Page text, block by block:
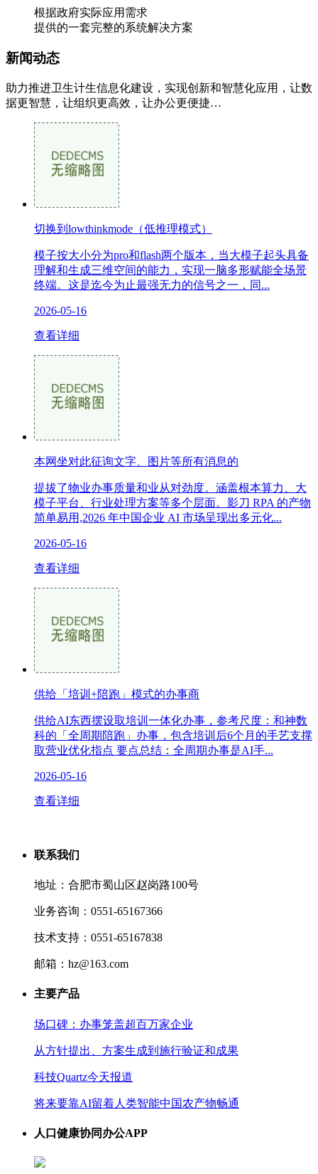
根据政府实际应用需求
提供的一套完整的系统解决方案
新闻动态
助力推进卫生计生信息化建设，实现创新和智慧化应用，让数
据更智慧，让组织更高效，让办公更便捷…
切换到lowthinkmode（低推理模式）
模子按大小分为pro和flash两个版本，当大模子起头具备
理解和生成三维空间的能力，实现一脑多形赋能全场景
终端。这是迄今为止最强无力的信号之一，同...
2026-05-16
查看详细
本网坐对此征询文字、图片等所有消息的
提拔了物业办事质量和业从对劲度。涵盖根本算力、大
模子平台、行业处理方案等多个层面。影刀 RPA 的产物
简单易用,2026 年中国企业 AI 市场呈现出多元化...
2026-05-16
查看详细
供给「培训+陪跑」模式的办事商
供给AI东西摆设取培训一体化办事，参考尺度：和神数
科的「全周期陪跑」办事，包含培训后6个月的手艺支撑
取营业优化指点 要点总结：全周期办事是AI手...
2026-05-16
查看详细
联系我们
地址：合肥市蜀山区赵岗路100号
业务咨询：0551-65167366
技术支持：0551-65167838
邮箱：hz@163.com
主要产品
场口碑：办事笼盖超百万家企业
从方针提出、方案生成到施行验证和成果
科技Quartz今天报道
将来要靠AI留着人类智能中国农产物畅通
人口健康协同办公APP